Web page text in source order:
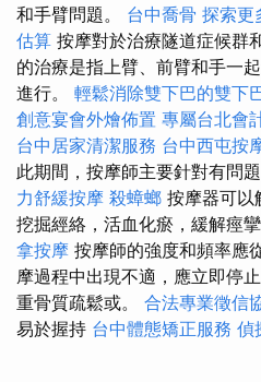
和手臂問題。 台中喬骨 探索更
估算 按摩對於治療隧道症候群
的治療是指上臂、前臂和手一
進行。 輕鬆消除雙下巴的雙下
創意宴會外燴佈置 專屬台北會
台中居家清潔服務 台中西屯按
此期間，按摩師主要針對有問
力舒緩按摩 殺蟑螂 按摩器可以
挖掘經絡，活血化瘀，緩解痙
拿按摩 按摩師的強度和頻率應
摩過程中出現不適，應立即停
重骨質疏鬆或。 合法專業徵信
易於握持 台中體態矯正服務 偵